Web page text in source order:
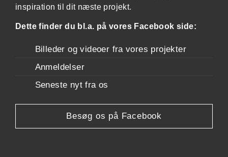
inspiration til dit næste projekt.
Dette finder du bl.a. på vores Facebook side:
Billeder og videoer fra vores projekter
Anmeldelser
Seneste nyt fra os
Besøg os på Facebook